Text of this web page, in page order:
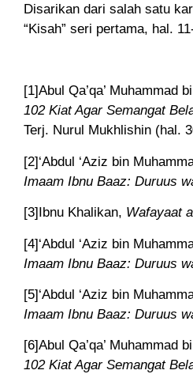
Disarikan dari salah satu
“Kisah” seri pertama, hal.
[1]Abul Qa’qa’ Muhammad
102 Kiat Agar Semangat
Terj. Nurul Mukhlishin (hal.
[2]‘Abdul ‘Aziz bin
Imaam Ibnu Baaz: Duruus
[3] Ibnu Khalikan, Wafayaat
[4]‘Abdul ‘Aziz bin
Imaam Ibnu Baaz: Duruus
[5]‘Abdul ‘Aziz bin
Imaam Ibnu Baaz: Duruus
[6]Abul Qa’qa’ Muhammad
102 Kiat Agar Semangat